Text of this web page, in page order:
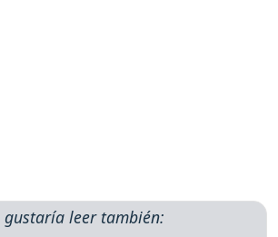
gustaría leer también: